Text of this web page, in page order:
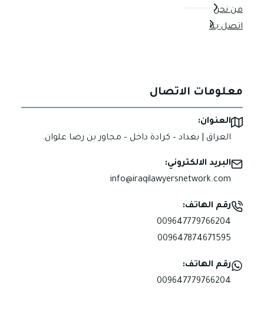
من نحن
اتصل بنا
معلومات الاتصال
العنوان:
العراق | بغداد – كرادة داخل – مجاور بن رضا علوان.
البريد الالكتروني:
info@iraqilawyersnetwork.com
رقم الهاتف:
009647779766204
009647874671595
رقم الهاتف:
009647779766204